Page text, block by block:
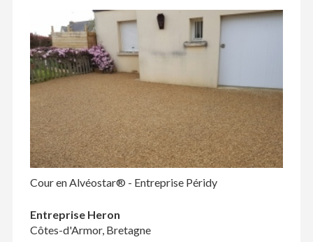
Cour en Alvéostar® - Entreprise Péridy
Entreprise Heron
Côtes-d'Armor, Bretagne